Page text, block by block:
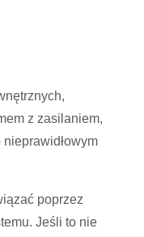
z zasilaniem,
poprzez
Jeśli to nie